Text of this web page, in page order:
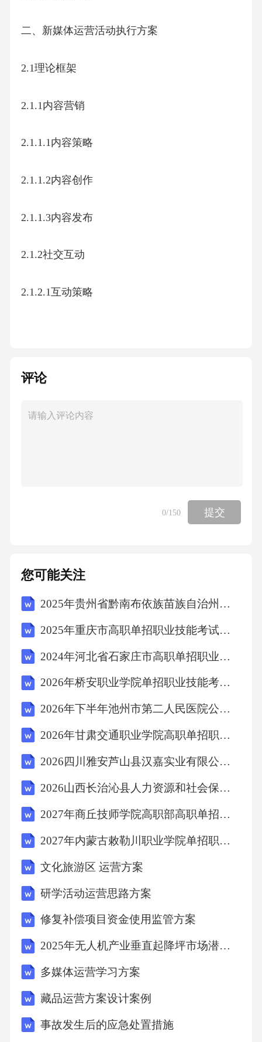
二、新媒体运营活动执行方案
2.1理论框架
2.1.1内容营销
2.1.1.1内容策略
2.1.1.2内容创作
2.1.1.3内容发布
2.1.2社交互动
2.1.2.1互动策略
3.2资源需求
3.3时间规划
3.4预期效果
四、新媒体运营活动执行方案
4.2内容制作
4.4用户互动
五、新媒体运营活动执行方案
5.1风险评估
5.2应对措施
评论
0/150 提交
您可能关注
2025年贵州省黔南布依族苗族自治州单招职业技能考试模拟试卷附参考答案详解（轻巧夺冠）
2025年重庆市高职单招职业技能考试题库【夺冠】附答案详解
2024年河北省石家庄市高职单招职业适应性测试考试题库含答案详解（A卷）
2026年桥安职业学院单招职业技能考试模拟试卷附完整答案详解（历年真题）
2026年下半年池州市第二人民医院公开招聘专业技术人员考试备考题库及答案详解
2026年甘肃交通职业学院高职单招职业技能考试模拟试卷附参考答案详解【达标题】
2026四川雅安芦山县汉嘉实业有限公司招聘7人笔试参考题库及答案详解
2026山西长治沁县人力资源和社会保障局招聘第三批就业见习人员55人考试模拟试题及答案详解
2027年商丘技师学院高职部高职单招职业适应性测试考试题库含答案详解【轻巧夺冠】
2027年内蒙古敕勒川职业学院单招职业技能考试题库含完整答案详解【典优】
文化旅游区 运营方案
研学活动运营思路方案
修复补偿项目资金使用监管方案
2025年无人机产业垂直起降坪市场潜力分析报告
多媒体运营学习方案
藏品运营方案设计案例
事故发生后的应急处置措施